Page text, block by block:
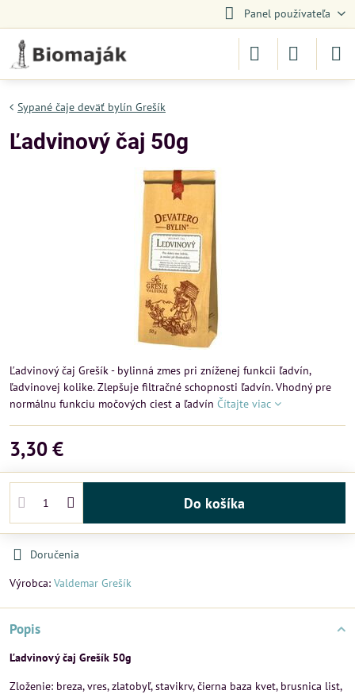
Panel používateľa
Sypané čaje deväť bylín Grešík
Ľadvinový čaj 50g
Ľadvinový čaj Grešík - bylinná zmes pri zníženej funkcii ľadvín,
ľadvinovej kolike. Zlepšuje filtračné schopnosti ľadvín. Vhodný pre
normálnu funkciu močových ciest a ľadvín Čítajte viac
3,30 €
Do košíka
Doručenia
Výrobca: Valdemar Grešík
Popis
Ľadvinový čaj Grešík 50g
Zloženie: breza, vres, zlatobyľ, stavikrv, čierna baza kvet, brusnica list,